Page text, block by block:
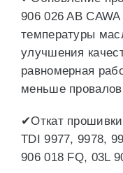
906 026 AB
температуры
улучшения
равномерная
меньше провалов
✔Откат прошивки
TDI 9977, 9978,
906 018 FQ, 03L